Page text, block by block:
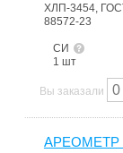
ХЛП-3454,
88572-23
СИ
1 шт
Вы заказали
АРЕОМЕТР